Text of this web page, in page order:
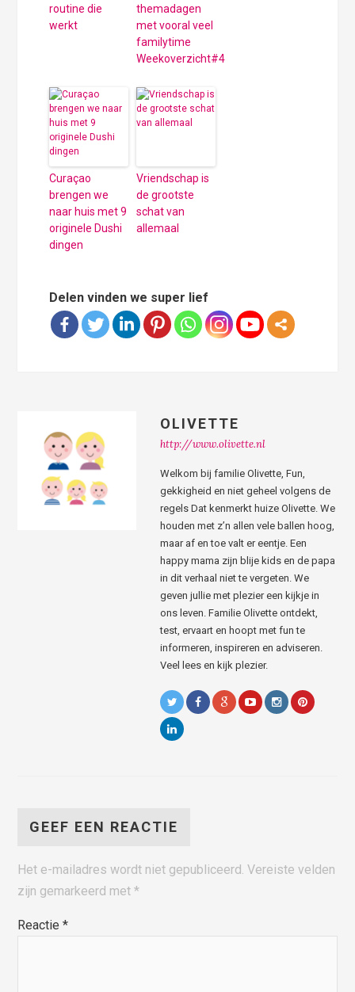
routine die
werkt
themadagen
met vooral veel
familytime
Weekoverzicht#4
Curaçao
brengen we
naar huis met 9
originele Dushi
dingen
Vriendschap is
de grootste
schat van
allemaal
Delen vinden we super lief
OLIVETTE
http://www.olivette.nl
Welkom bij familie Olivette, Fun,
gekkigheid en niet geheel volgens de
regels Dat kenmerkt huize Olivette. We
houden met z’n allen vele ballen hoog,
maar af en toe valt er eentje. Een
happy mama zijn blije kids en de papa
in dit verhaal niet te vergeten. We
geven jullie met plezier een kijkje in
ons leven. Familie Olivette ontdekt,
test, ervaart en hoopt met fun te
informeren, inspireren en adviseren.
Veel lees en kijk plezier.
GEEF EEN REACTIE
Het e-mailadres wordt niet gepubliceerd. Vereiste velden
zijn gemarkeerd met*
Reactie*